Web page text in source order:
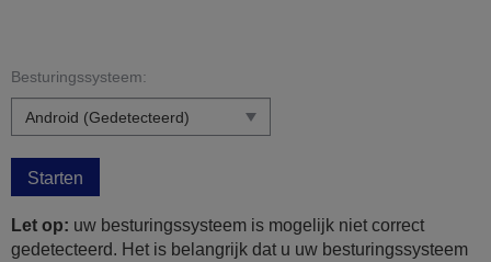
Besturingssysteem:
Starten
Let op: uw besturingssysteem is mogelijk niet correct
gedetecteerd. Het is belangrijk dat u uw besturingssysteem